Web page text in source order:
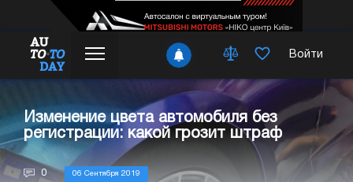
Войти
Изменение цвета автомобиля без
регистрации: какой грозит штраф
0 06 Сентября 2019